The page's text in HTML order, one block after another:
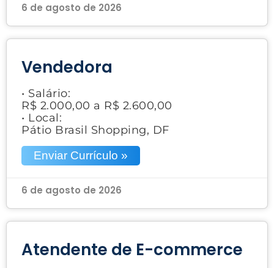
6 de agosto de 2026
Vendedora
• Salário:
R$ 2.000,00 a R$ 2.600,00
• Local:
Pátio Brasil Shopping, DF
Enviar Currículo »
6 de agosto de 2026
Atendente de E-commerce